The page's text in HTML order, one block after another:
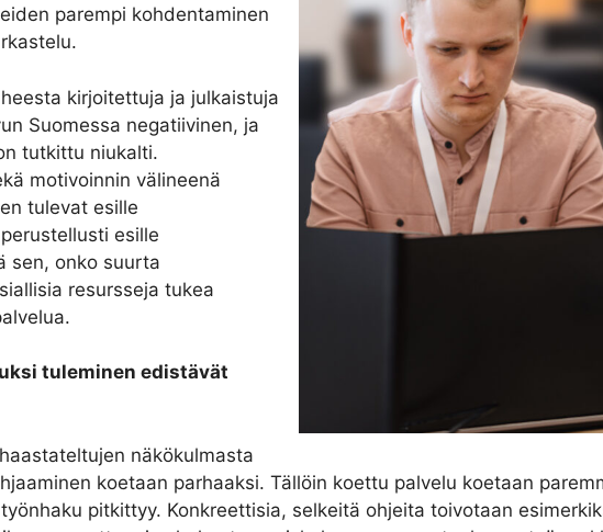
parempi kohdentaminen
kirjoitettuja ja julkaistuja
Suomessa negatiivinen, ja
tutkittu niukalti.
motivoinnin välineenä
tulevat esille
esille
sen, onko suurta
resursseja tukea
tuleminen edistävät
näkökulmasta
koetaan parhaaksi. Tällöin koettu palvelu koetaan
pitkittyy. Konkreettisia, selkeitä ohjeita toivotaan